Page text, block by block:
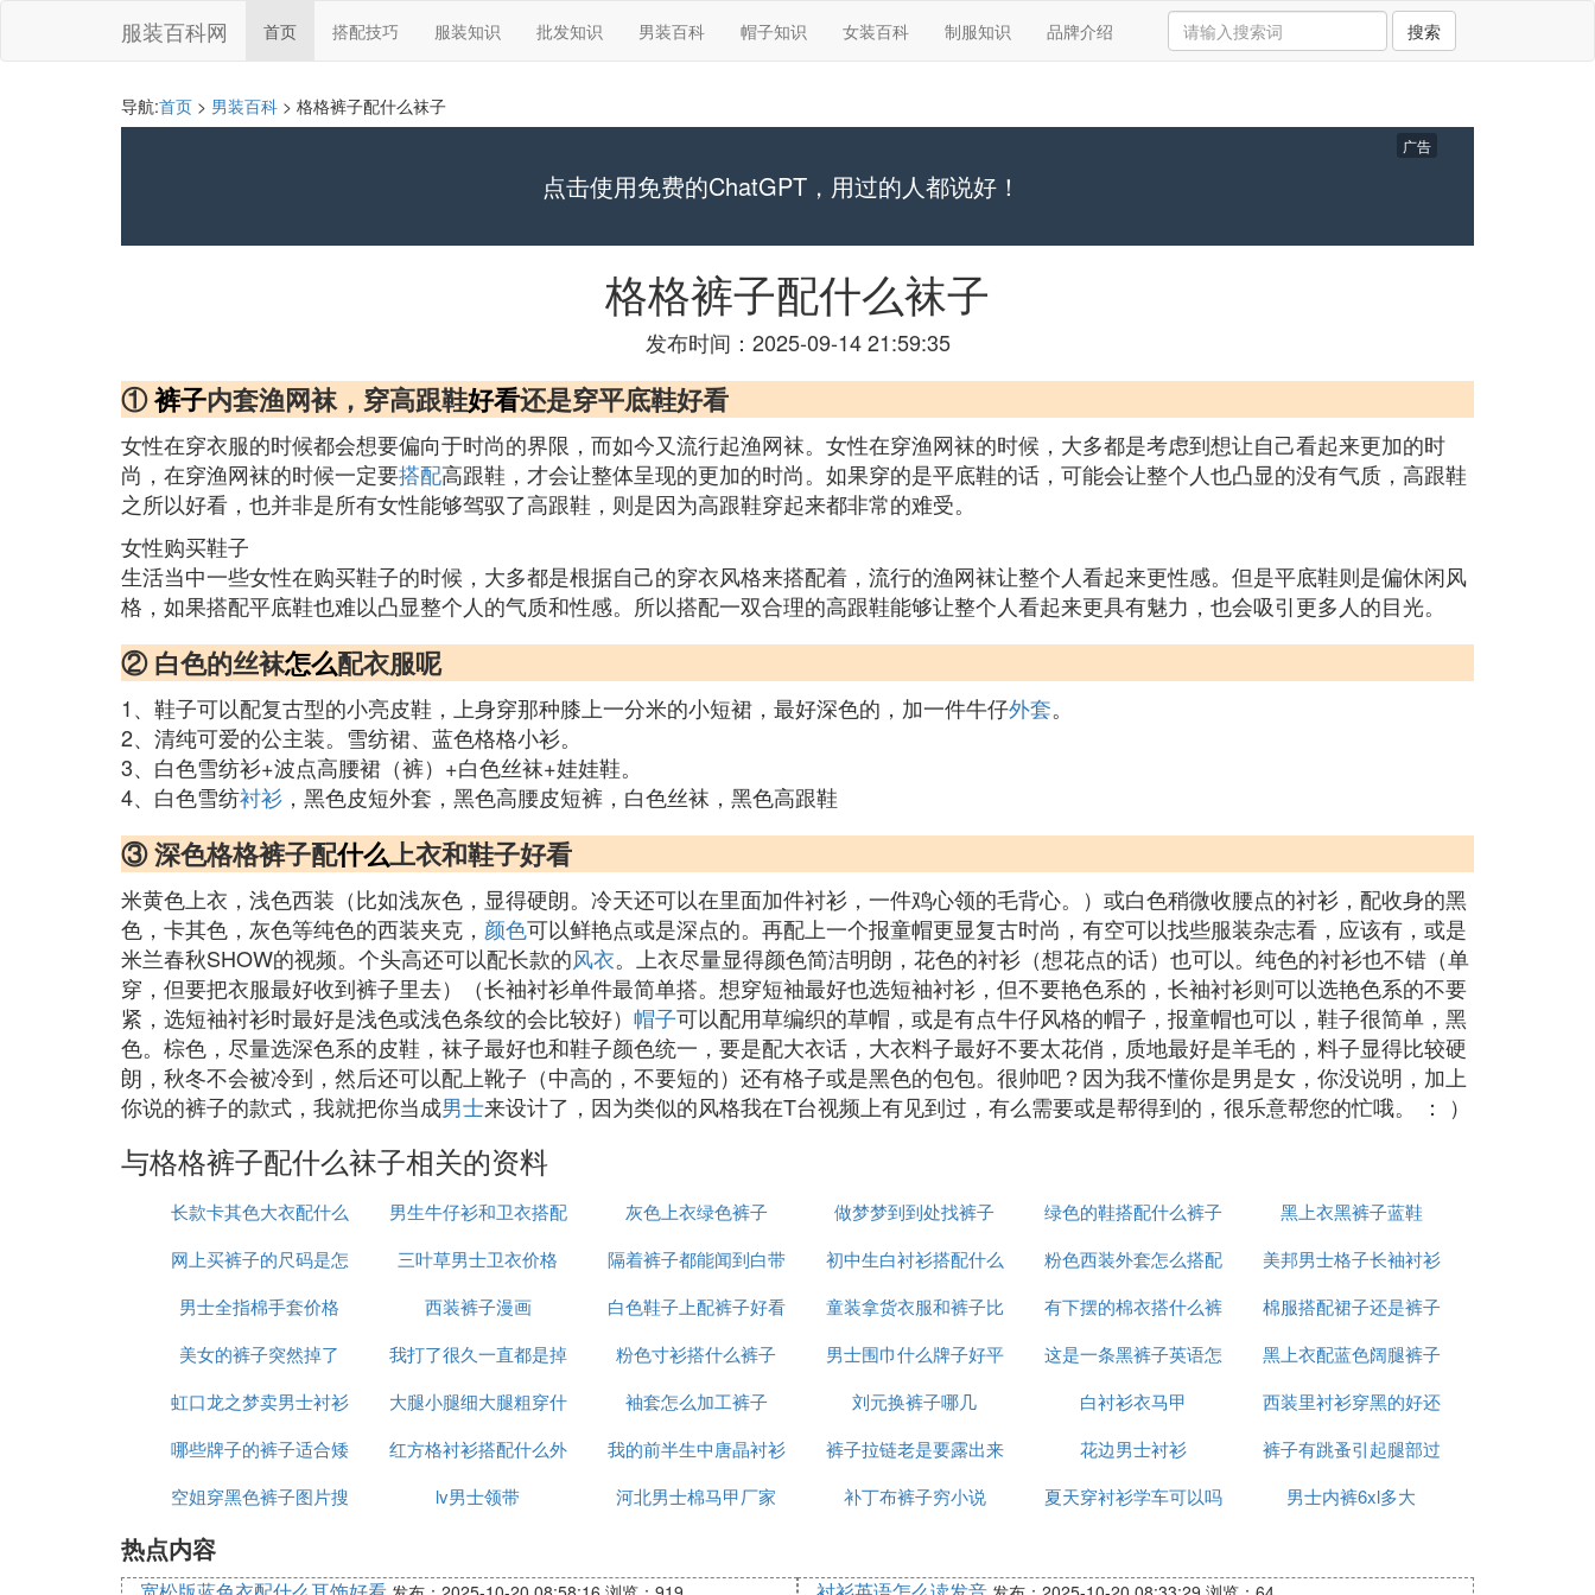
服装百科网 首页 搭配技巧 服装知识 批发知识 男装百科 帽子知识 女装百科 制服知识 品牌介绍 搜索
导航:首页 > 男装百科 > 格格裤子配什么袜子
点击使用免费的ChatGPT，用过的人都说好！
广告
格格裤子配什么袜子
发布时间：2025-09-14 21:59:35
①裤子内套渔网袜，穿高跟鞋好看还是穿平底鞋好看
女性在穿衣服的时候都会想要偏向于时尚的界限，而如今又流行起渔网袜。女性在穿渔网袜的时候，大多都是考虑到想让自己看起来更加的时
尚，在穿渔网袜的时候一定要搭配高跟鞋，才会让整体呈现的更加的时尚。如果穿的是平底鞋的话，可能会让整个人也凸显的没有气质，高跟鞋
之所以好看，也并非是所有女性能够驾驭了高跟鞋，则是因为高跟鞋穿起来都非常的难受。
女性购买鞋子
生活当中一些女性在购买鞋子的时候，大多都是根据自己的穿衣风格来搭配着，流行的渔网袜让整个人看起来更性感。但是平底鞋则是偏休闲风
格，如果搭配平底鞋也难以凸显整个人的气质和性感。所以搭配一双合理的高跟鞋能够让整个人看起来更具有魅力，也会吸引更多人的目光。
② 白色的丝袜怎么配衣服呢
1、鞋子可以配复古型的小亮皮鞋，上身穿那种膝上一分米的小短裙，最好深色的，加一件牛仔外套。
2、清纯可爱的公主装。雪纺裙、蓝色格格小衫。
3、白色雪纺衫+波点高腰裙（裤）+白色丝袜+娃娃鞋。
4、白色雪纺衬衫 ，黑色皮短外套，黑色高腰皮短裤，白色丝袜，黑色高跟鞋
③ 深色格格裤子配什么上衣和鞋子好看
米黄色上衣，浅色西装（比如浅灰色，显得硬朗。冷天还可以在里面加件衬衫，一件鸡心领的毛背心。）或白色稍微收腰点的衬衫，配收身的黑
色，卡其色，灰色等纯色的西装夹克， 颜色可以鲜艳点或是深点的。再配上一个报童帽更显复古时尚，有空可以找些服装杂志看，应该有，或是
米兰春秋SHOW的视频。个头高还可以配长款的风衣。上衣尽量显得颜色简洁明朗，花色的衬衫（想花点的话）也可以。纯色的衬衫也不错（单
穿，但要把衣服最好收到裤子里去）（长袖衬衫单件最简单搭。想穿短袖最好也选短袖衬衫，但不要艳色系的，长袖衬衫则可以选艳色系的不要
紧，选短袖衬衫时最好是浅色或浅色条纹的会比较好） 帽子可以配用草编织的草帽，或是有点牛仔风格的帽子，报童帽也可以，鞋子很简单，黑
色。棕色，尽量选深色系的皮鞋，袜子最好也和鞋子颜色统一，要是配大衣话，大衣料子最好不要太花俏，质地最好是羊毛的，料子显得比较硬
朗，秋冬不会被冷到，然后还可以配上靴子（中高的，不要短的）还有格子或是黑色的包包。很帅吧？因为我不懂你是男是女，你没说明，加上
你说的裤子的款式，我就把你当成男士来设计了，因为类似的风格我在T台视频上有见到过，有么需要或是帮得到的，很乐意帮您的忙哦。 ： ）
与格格裤子配什么袜子相关的资料
长款卡其色大衣配什么
裤子好看吗
男生牛仔衫和卫衣搭配
什么裤子
灰色上衣绿色裤子 做梦梦到到处找裤子
绿色的鞋搭配什么裤子
好看
黑上衣黑裤子蓝鞋
网上买裤子的尺码是怎
么算的
三叶草男士卫衣价格
隔着裤子都能闻到白带
味
初中生白衬衫搭配什么
外套
粉色西装外套怎么搭配
裤子鞋子
美邦男士格子长袖衬衫
男士全指棉手套价格
西装裤子漫画 白色鞋子上配裤子好看
童装拿货衣服和裤子比
例是多少
有下摆的棉衣搭什么裤
子或裙子
棉服搭配裙子还是裤子
好看
美女的裤子突然掉了
我打了很久一直都是掉
裤子
粉色寸衫搭什么裤子
男士围巾什么牌子好平
价
这是一条黑裤子英语怎
么说
黑上衣配蓝色阔腿裤子
好看吗
虹口龙之梦卖男士衬衫
的店
大腿小腿细大腿粗穿什
么裤子好看
袖套怎么加工裤子 刘元换裤子哪几 白衬衫衣马甲
西装里衬衫穿黑的好还
是白的
哪些牌子的裤子适合矮
个子男生
红方格衬衫搭配什么外
套
我的前半生中唐晶衬衫
哪有卖的
裤子拉链老是要露出来 花边男士衬衫
裤子有跳蚤引起腿部过
敏
空姐穿黑色裤子图片搜
lv男士领带 河北男士棉马甲厂家 补丁布裤子穷小说 夏天穿衬衫学车可以吗 男士内裤6xl多大
热点内容